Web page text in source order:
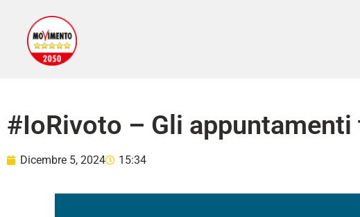
#IoRivoto – Gli
Dicembre 5, 2024 15:34